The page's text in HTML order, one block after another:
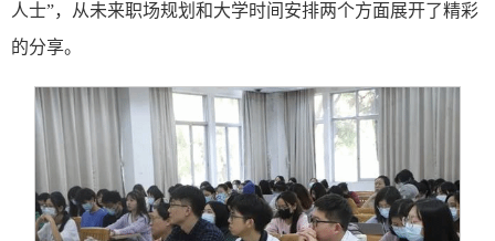
人士”，从未来职场规划和大学时间安排两个方面展开了精彩
的分享。